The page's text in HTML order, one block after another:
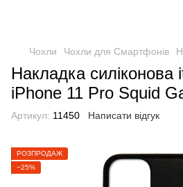
Чохли Чохли для Смартфонів
Накладка силіконова
iPhone 11 Pro Squid
Артикул: 11450 Написати відгук
РОЗПРОДАЖ
−25%